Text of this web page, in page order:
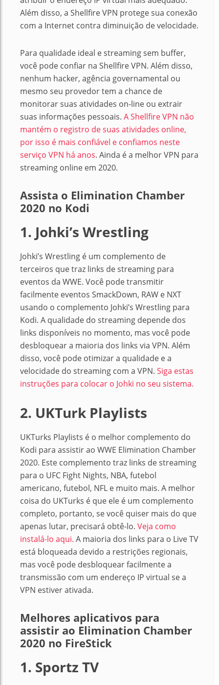
Além disso, a Shellfire VPN protege sua conexão
com a Internet contra diminuição de velocidade.
Para qualidade ideal e streaming sem buffer,
você pode confiar na Shellfire VPN. Além disso,
nenhum hacker, agência governamental ou
mesmo seu provedor tem a chance de
monitorar suas atividades on-line ou extrair
suas informações pessoais. A Shellfire VPN não
mantém o registro de suas atividades online,
por isso é mais confiável e confiamos neste
serviço VPN há anos. Ainda é a melhor VPN para
streaming online em 2020.
Assista o Elimination Chamber
2020 no Kodi
1. Johki’s Wrestling
Johki’s Wrestling é um complemento de
terceiros que traz links de streaming para
eventos da WWE. Você pode transmitir
facilmente eventos SmackDown, RAW e NXT
usando o complemento Johki’s Wrestling para
Kodi. A qualidade do streaming depende dos
links disponíveis no momento, mas você pode
desbloquear a maioria dos links via VPN. Além
disso, você pode otimizar a qualidade e a
velocidade do streaming com a VPN. Siga estas
instruções para colocar o Johki no seu sistema.
2. UKTurk Playlists
UKTurks Playlists é o melhor complemento do
Kodi para assistir ao WWE Elimination Chamber
2020. Este complemento traz links de streaming
para o UFC Fight Nights, NBA, futebol
americano, futebol, NFL e muito mais. A melhor
coisa do UKTurks é que ele é um complemento
completo, portanto, se você quiser mais do que
apenas lutar, precisará obtê-lo. Veja como
instalá-lo aqui. A maioria dos links para o Live TV
está bloqueada devido a restrições regionais,
mas você pode desbloquear facilmente a
transmissão com um endereço IP virtual se a
VPN estiver ativada.
Melhores aplicativos para
assistir ao Elimination Chamber
2020 no FireStick
1. Sportz TV